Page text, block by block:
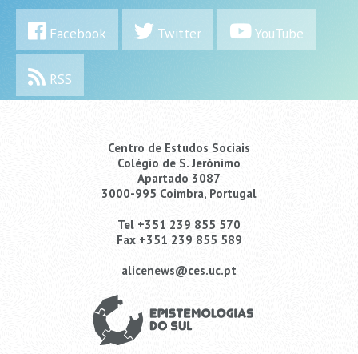
Facebook Twitter YouTube
RSS
Centro de Estudos Sociais
Colégio de S. Jerónimo
Apartado 3087
3000-995 Coimbra, Portugal
Tel +351 239 855 570
Fax +351 239 855 589
alicenews@ces.uc.pt